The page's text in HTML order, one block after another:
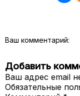
Ваш комментарий:
Добавить
Ваш адрес email
Обязательные